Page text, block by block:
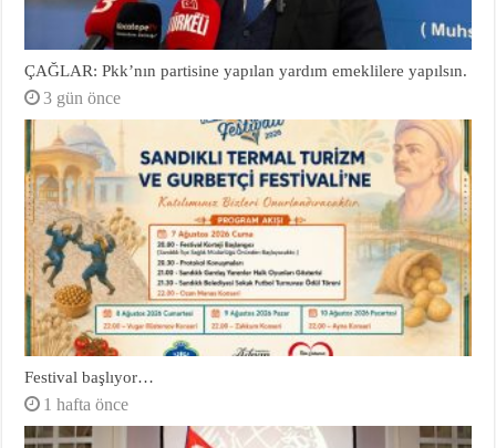
ÇAĞLAR: Pkk’nın partisine yapılan yardım emeklilere yapılsın.
3 gün önce
Festival başlıyor…
1 hafta önce